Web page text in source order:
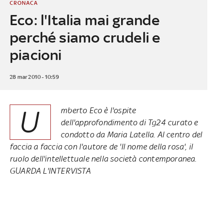
Eco: l'Italia mai grande
perché siamo crudeli e
piacioni
CRONACA
28 mar 2010 - 10:59
U
mberto Eco è l'ospite
dell'approfondimento di Tg24 curato e
condotto da Maria Latella. Al centro del
faccia a faccia con l'autore de 'Il nome della rosa', il
ruolo dell'intellettuale nella società contemporanea.
GUARDA L'INTERVISTA